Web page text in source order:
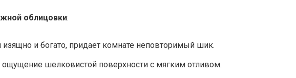
облицовки:
изящно и богато, придает комнате неповторимый шик.
шелковистой поверхности с мягким отливом.